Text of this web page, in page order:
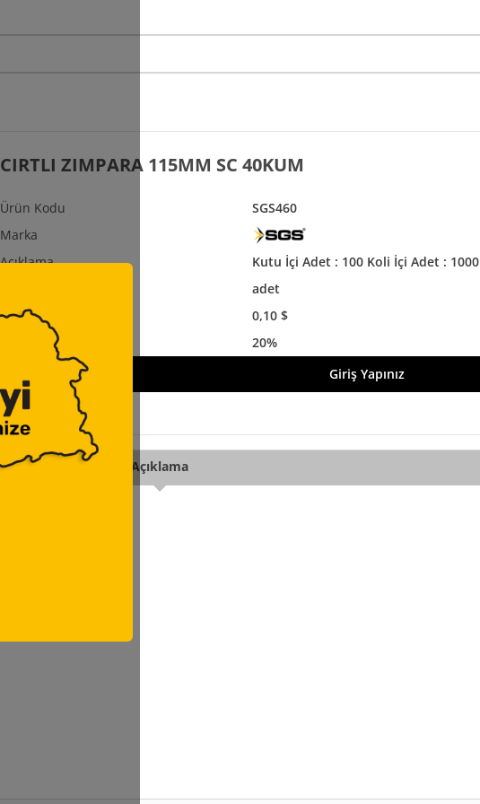
SGS460
CIRTLI ZIMPARA 115MM SC 40KUM
Kutu İçi Adet : 100 Koli İçi Adet : 1000
adet
0,10 $
20%
Giriş Yapınız
Açıklama